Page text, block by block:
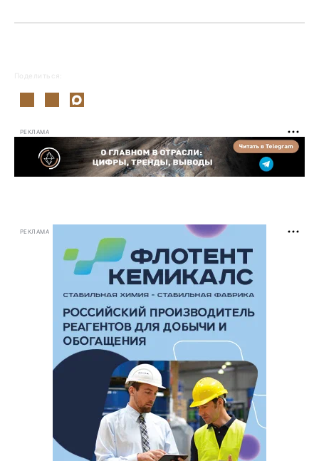
Поделиться:
РЕКЛАМА
РЕКЛАМА